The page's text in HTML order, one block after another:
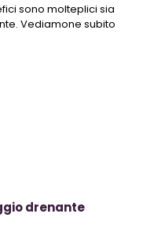
sono molteplici sia
Vediamone subito
drenante